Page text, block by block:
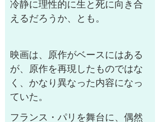
冷静に理性的に生と死に向き合
えるだろうか、とも。
映画は、原作がベースにはある
が、原作を再現したものではな
く、かなり異なった内容になっ
ていた。
フランス・パリを舞台に、偶然